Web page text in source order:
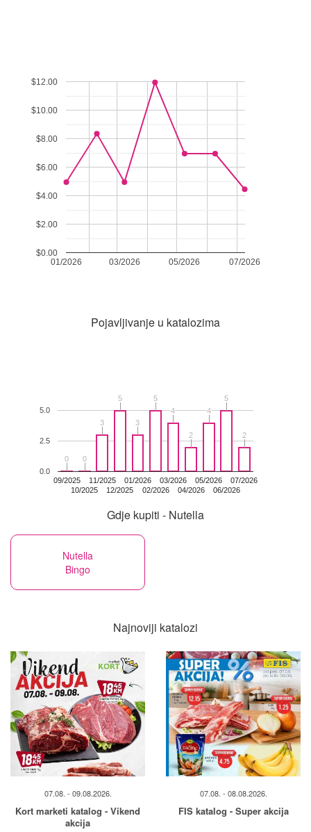
01/2026 03/2026 05/2026 07/2026
$0.00
$2.00
$4.00
$6.00
$8.00
$10.00
$12.00
Pojavljivanje u katalozima
09/2025
10/2025
11/2025
12/2025
01/2026
02/2026
03/2026
04/2026
05/2026
06/2026
07/2026
0.0
2.5
5.0
0
0 0
0
3
3
5
5
3
3
5
5
4
4
2
2
4
4
5
5
2
2
Gdje kupiti - Nutella
Nutella
Bingo
Najnoviji katalozi
07.08. - 09.08.2026.
Kort marketi katalog - Vikend
akcija
07.08. - 08.08.2026.
FIS katalog - Super akcija